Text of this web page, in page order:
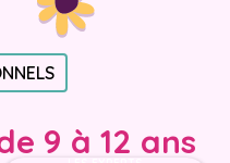
9 à 12 ans